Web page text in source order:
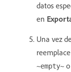
datos
en
Una vez
~empty~ o